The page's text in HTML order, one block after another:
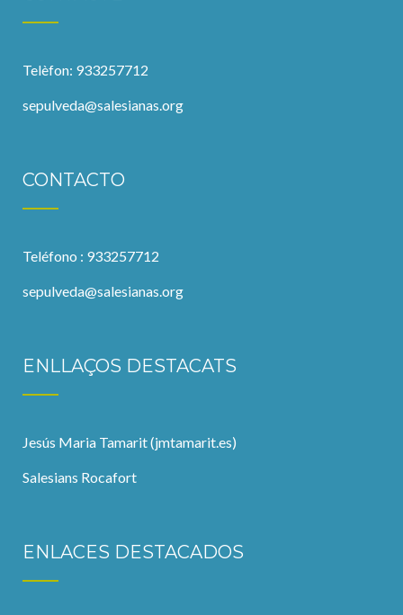
Telèfon: 933257712
sepulveda@salesianas.org
CONTACTO
Teléfono : 933257712
sepulveda@salesianas.org
ENLLAÇOS DESTACATS
Jesús Maria Tamarit (jmtamarit.es)
Salesians Rocafort
ENLACES DESTACADOS